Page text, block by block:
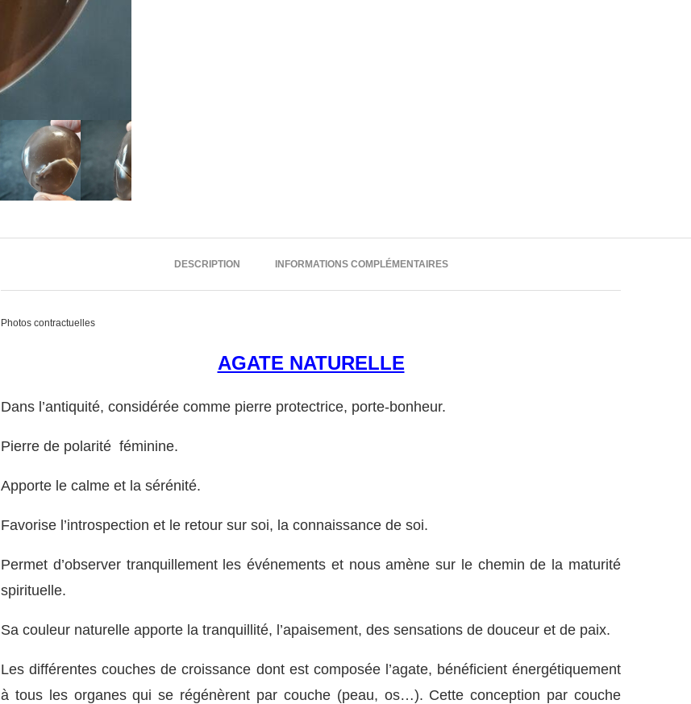
DESCRIPTION INFORMATIONS COMPLÉMENTAIRES
Photos contractuelles
AGATE NATURELLE
Dans l’antiquité, considérée comme pierre protectrice, porte-bonheur.
Pierre de polarité féminine.
Apporte le calme et la sérénité.
Favorise l’introspection et le retour sur soi, la connaissance de soi.
Permet d’observer tranquillement les événements et nous amène sur le chemin de la maturité
spirituelle.
Sa couleur naturelle apporte la tranquillité, l’apaisement, des sensations de douceur et de paix.
Les différentes couches de croissance dont est composée l’agate, bénéficient énergétiquement
à tous les organes qui se régénèrent par couche (peau, os…). Cette conception par couche